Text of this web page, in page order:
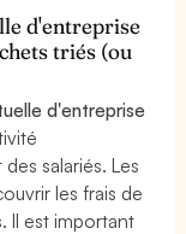
d'entreprise
triés (ou
d'entreprise
salariés. Les
les frais de
Il est important